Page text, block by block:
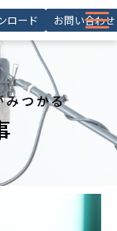
ロード お問い合わせ
みつかる